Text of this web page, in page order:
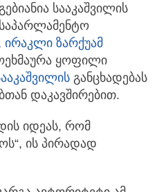
სააკაშვილის
საპარლამენტო
ირაკლი ზარქუამ
ყოფილი
განცხადებას
დაკავშირებით.
იდეას, რომ
ის პირადად